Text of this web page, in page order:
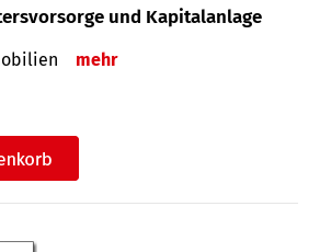
und Kapitalanlage
mehr